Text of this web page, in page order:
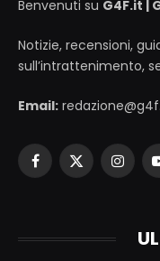
Benvenuti su G4F.it |
Notizie, recensioni,
sull’intrattenimento,
Email:
Facebook
X